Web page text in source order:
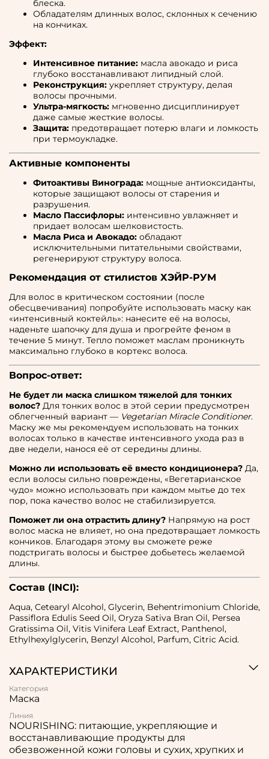
блеска.
Обладателям длинных волос, склонных к сечению
на кончиках.
Эффект:
Интенсивное питание: масла авокадо и риса
глубоко восстанавливают липидный слой.
Реконструкция: укрепляет структуру, делая
волосы прочными.
Ультра-мягкость: мгновенно дисциплинирует
даже самые жесткие волосы.
Защита: предотвращает потерю влаги и ломкость
при термоукладке.
Активные компоненты
Фитоактивы Винограда: мощные антиоксиданты,
которые защищают волосы от старения и
разрушения.
Масло Пассифлоры: интенсивно увлажняет и
придает волосам шелковистость.
Масла Риса и Авокадо: обладают
исключительными питательными свойствами,
регенерируют структуру волоса.
Рекомендация от стилистов ХЭЙР-РУМ
Для волос в критическом состоянии (после
обесцвечивания) попробуйте использовать маску как
«интенсивный коктейль»: нанесите её на волосы,
наденьте шапочку для душа и прогрейте феном в
течение 5 минут. Тепло поможет маслам проникнуть
максимально глубоко в кортекс волоса.
Вопрос-ответ:
Не будет ли маска слишком тяжелой для тонких
волос? Для тонких волос в этой серии предусмотрен
облегченный вариант — Vegetarian Miracle Conditioner.
Маску же мы рекомендуем использовать на тонких
волосах только в качестве интенсивного ухода раз в
две недели, нанося её от середины длины.
Можно ли использовать её вместо кондиционера? Да,
если волосы сильно повреждены, «Вегетарианское
чудо» можно использовать при каждом мытье до тех
пор, пока качество волос не стабилизируется.
Поможет ли она отрастить длину? Напрямую на рост
волос маска не влияет, но она предотвращает ломкость
кончиков. Благодаря этому вы сможете реже
подстригать волосы и быстрее добьетесь желаемой
длины.
Состав (INCI):
Aqua, Cetearyl Alcohol, Glycerin, Behentrimonium Chloride,
Passiflora Edulis Seed Oil, Oryza Sativa Bran Oil, Persea
Gratissima Oil, Vitis Vinifera Leaf Extract, Panthenol,
Ethylhexylglycerin, Benzyl Alcohol, Parfum, Citric Acid.
ХАРАКТЕРИСТИКИ
Категория
Маска
Линия
NOURISHING: питающие, укрепляющие и
восстанавливающие продукты для
обезвоженной кожи головы и сухих, хрупких и